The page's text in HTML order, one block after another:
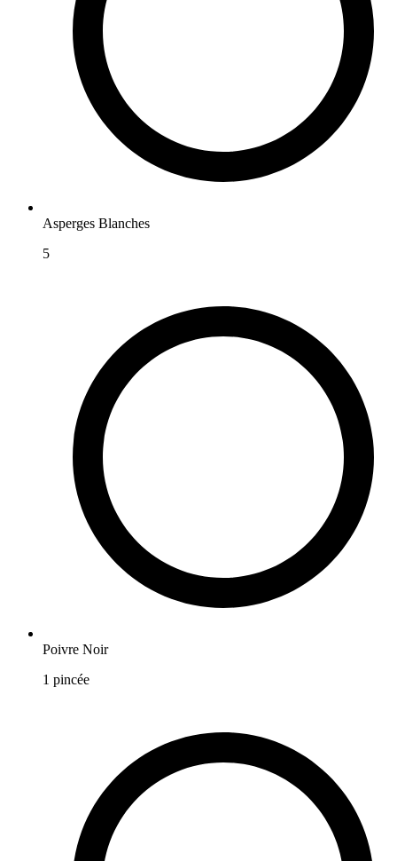
Asperges Blanches
5
Poivre Noir
1 pincée